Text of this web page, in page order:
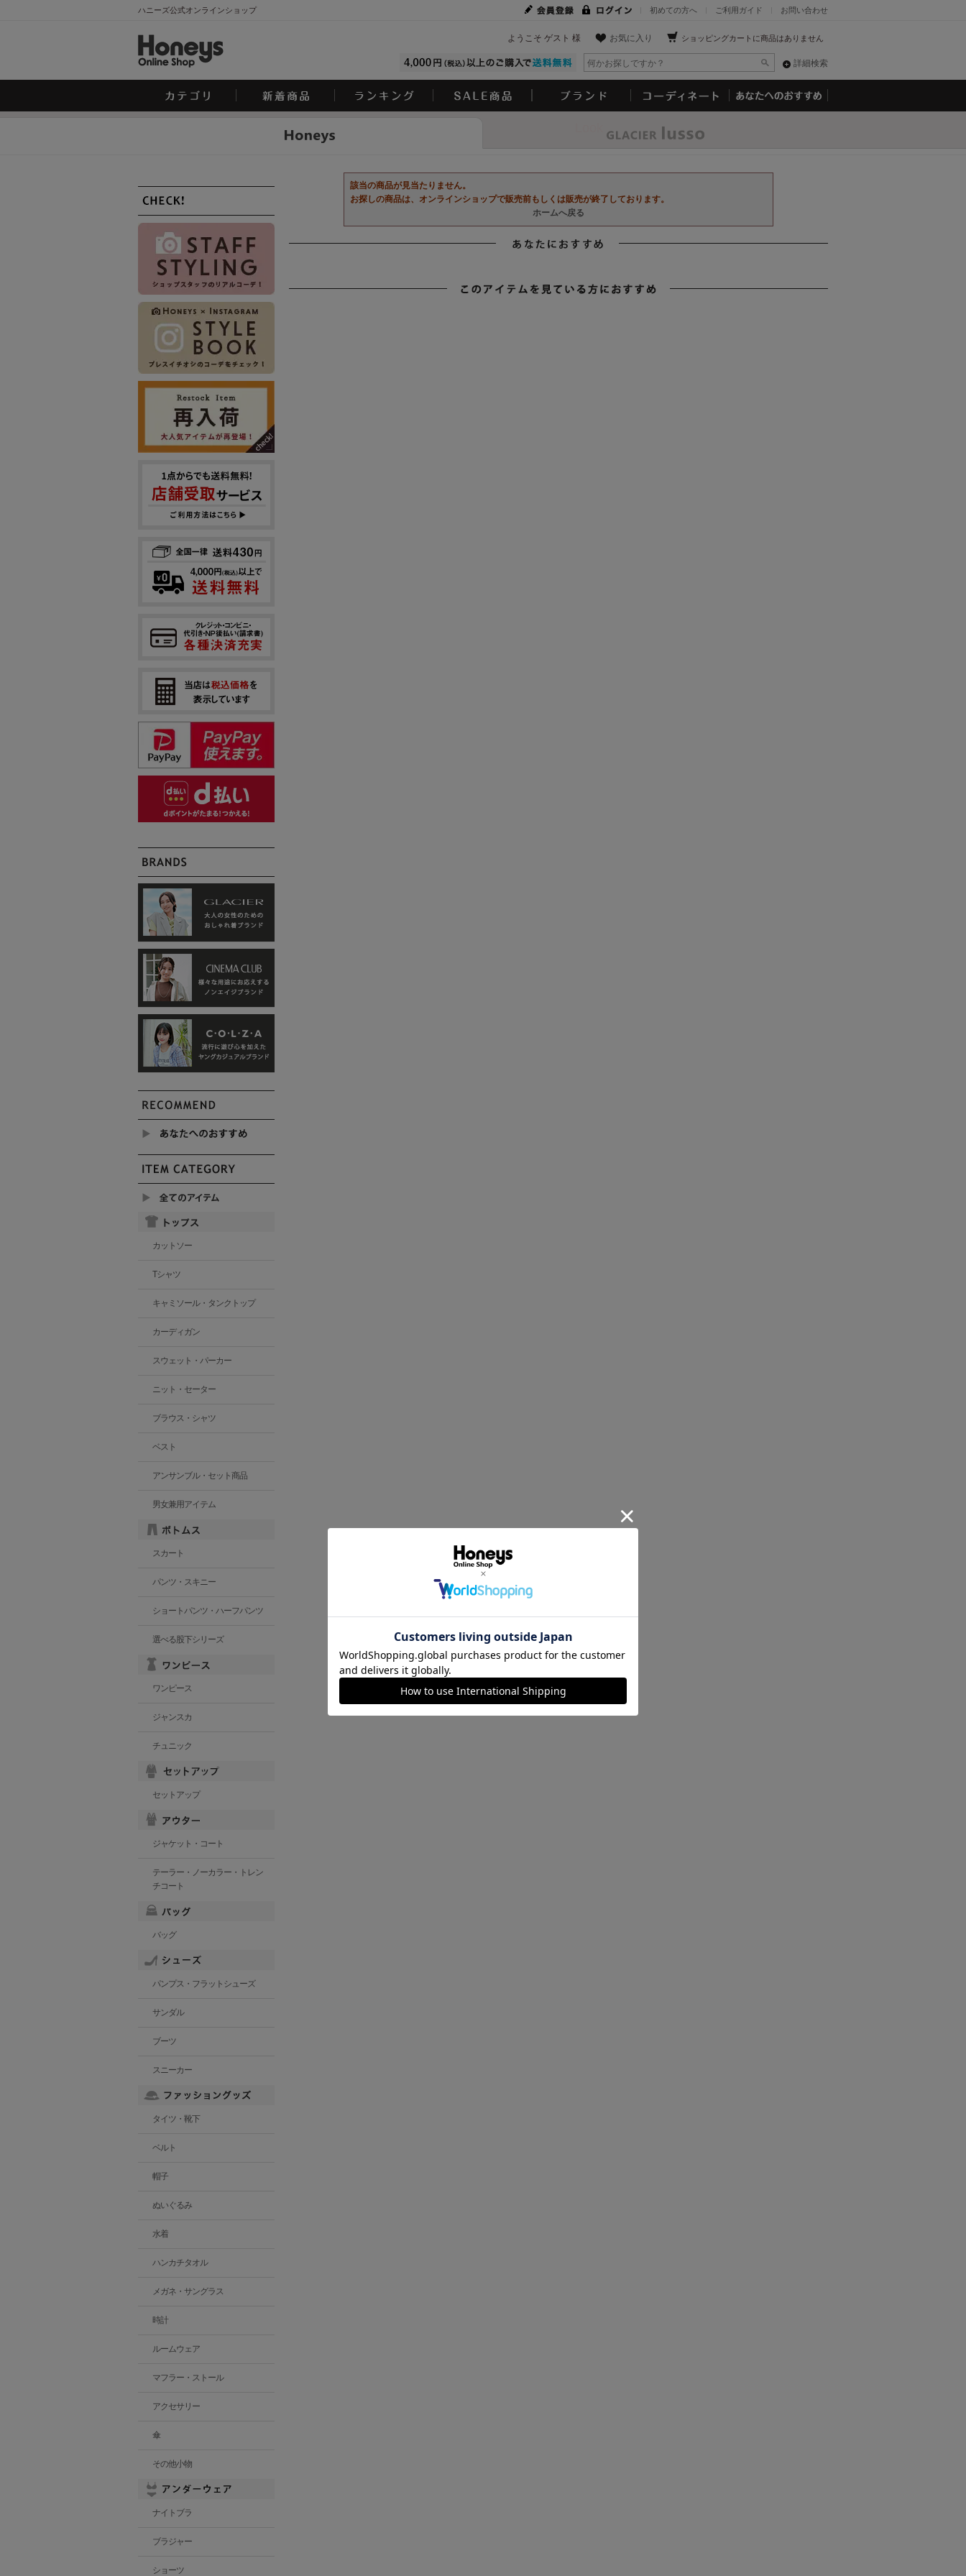
ハニーズ公式オンラインショップ お問い合わせ
ご利用ガイド
初めての方へ
ショッピングカートに商品はありません
お気に入り
ようこそ ゲスト 様
詳細検索
該当の商品が見当たりません。
お探しの商品は、オンラインショップで販売前もしくは販売が終了しております。
ホームへ戻る
カットソー
Tシャツ
キャミソール・タンクトップ
カーディガン
スウェット・パーカー
ニット・セーター
ブラウス・シャツ
ベスト
アンサンブル・セット商品
男女兼用アイテム
スカート
パンツ・スキニー
ショートパンツ・ハーフパンツ
選べる股下シリーズ
ワンピース
ジャンスカ
チュニック
セットアップ
ジャケット・コート
テーラー・ノーカラー・トレン
チコート
バッグ
パンプス・フラットシューズ
サンダル
ブーツ
スニーカー
タイツ・靴下
ベルト
帽子
ぬいぐるみ
水着
ハンカチタオル
メガネ・サングラス
時計
ルームウェア
マフラー・ストール
アクセサリー
傘
その他小物
ナイトブラ
ブラジャー
ショーツ